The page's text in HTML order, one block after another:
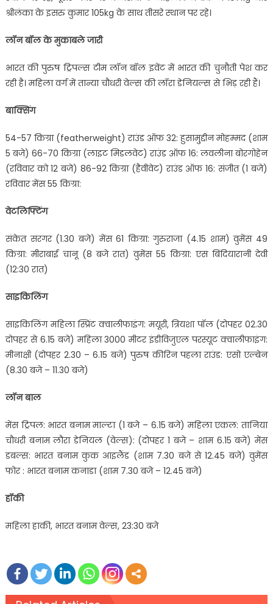
श्रीलंका के इसरु कुमार 105kg के साथ तीसरे स्थान पर रहे।
लॉन बॉल के मुकाबले जारी
भारत की पुरुष ट्रिपल्स टीम लॉन बॉल इवेंट में भारत की चुनौती पेश कर
रही है। महिला वर्ग में तान्या चौधरी वेल्स की लॉरा डेनियल्स से भिड़ रही हैं।
बाक्सिंग
54-57 किग्रा (featherweight) राउंड ऑफ 32: हुसामु्द्दीन मोहम्मद (शाम
5 बजे) 66-70 किग्रा (लाइट मिडलवेट) राउंड ऑफ 16: लवलीना बोरगोहेन
(रविवार को 12 बजे) 86-92 किग्रा (हैवीवेट) राउंड ऑफ 16: संजीत (1 बजे)
रविवार मेंस 55 किग्रा:
वेटलिफ्टिंग
संकेत सरगर (1.30 बजे) मेंस 61 किग्रा: गुरुराजा (4.15 शाम) वुमेंस 49
किग्रा: मीराबाई चानू (8 बजे रात) वुमेंस 55 किग्रा: एस बिंदियारानी देवी
(12:30 रात)
साइकिलिंग
साइकिलिंग महिला स्प्रिंट क्वालीफाइंग: मयूरी, त्रियशा पॉल (दोपहर 02.30
दोपहर से 6.15 बजे) महिला 3000 मीटर इंडीविजुएल परस्यूट क्वालीफाइंग:
मीनाक्षी (दोपहर 2.30 – 6.15 बजे) पुरुष कीरिन पहला राउंड: एसो एल्बेन
(8.30 बजे – 11.30 बजे)
लॉन बाल
मेंस ट्रिपल: भारत बनाम माल्टा (1 बजे – 6.15 बजे) महिला एकल: तानिया
चौधरी बनाम लौरा डेनियल (वेल्स): (दोपहर 1 बजे – शाम 6.15 बजे) मेंस
डबल्स: भारत बनाम कुक आइलैंड (शाम 7.30 बजे से 12.45 बजे) वुमेंस
फोर : भारत बनाम कनाडा (शाम 7.30 बजे – 12.45 बजे)
हॉकी
महिला हाकी, भारत बनाम वेल्स, 23:30 बजे